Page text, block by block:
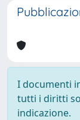
I documenti
tutti i diritti
indicazione.